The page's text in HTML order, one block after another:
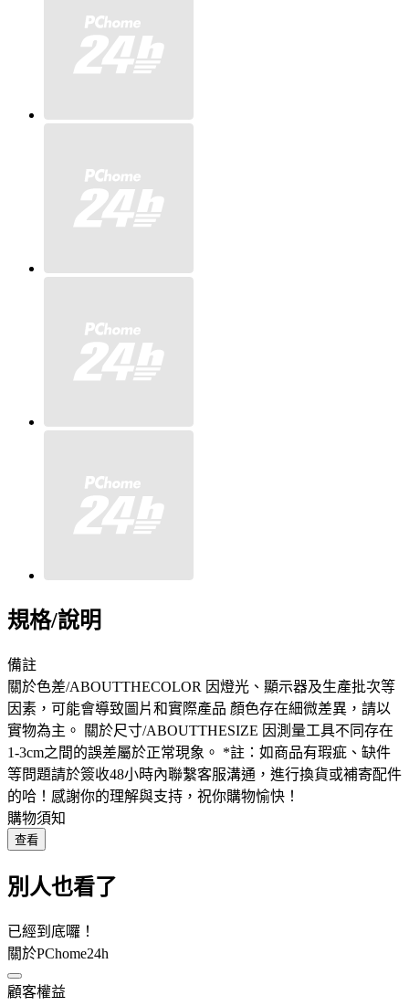
規格/說明
備註
關於色差/ABOUTTHECOLOR 因燈光、顯示器及生產批次等
因素，可能會導致圖片和實際產品 顏色存在細微差異，請以
實物為主。 關於尺寸/ABOUTTHESIZE 因測量工具不同存在
1-3cm之間的誤差屬於正常現象。 *註：如商品有瑕疵、缺件
等問題請於簽收48小時內聯繫客服溝通，進行換貨或補寄配件
的哈！感謝你的理解與支持，祝你購物愉快！
購物須知
查看
別人也看了
已經到底囉！
關於PChome24h
顧客權益